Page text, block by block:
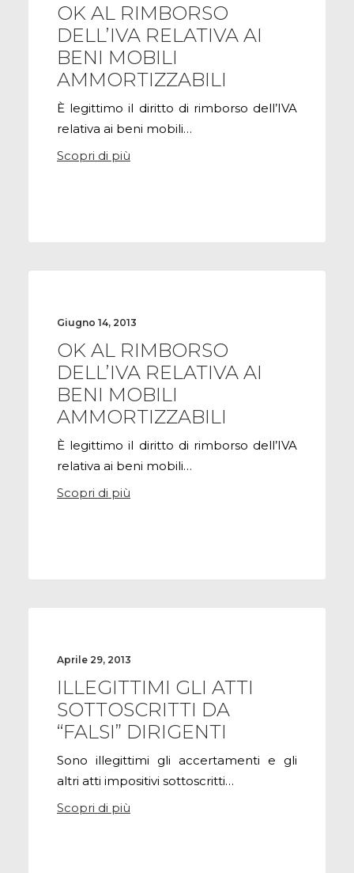
OK AL RIMBORSO
DELL’IVA RELATIVA AI
BENI MOBILI
AMMORTIZZABILI
È legittimo il diritto di rimborso dell’IVA
relativa ai beni mobili…
Scopri di più
Giugno 14, 2013
OK AL RIMBORSO
DELL’IVA RELATIVA AI
BENI MOBILI
AMMORTIZZABILI
È legittimo il diritto di rimborso dell’IVA
relativa ai beni mobili…
Scopri di più
Aprile 29, 2013
ILLEGITTIMI GLI ATTI
SOTTOSCRITTI DA
“FALSI” DIRIGENTI
Sono illegittimi gli accertamenti e gli
altri atti impositivi sottoscritti…
Scopri di più